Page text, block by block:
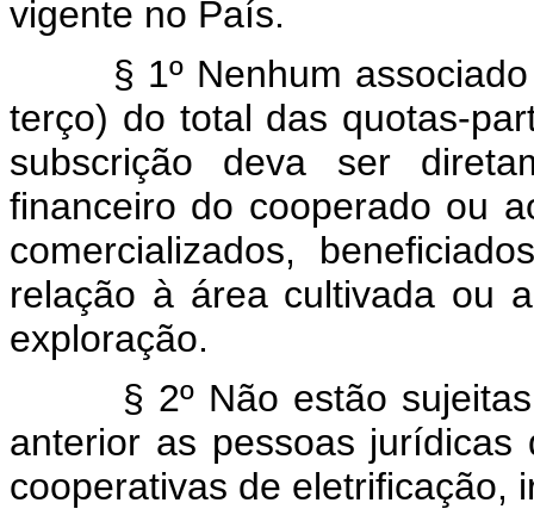
vigente no País.
§ 1º Nenhum
terço) do total das quotas-
subscrição deva ser
financeiro do cooperado ou
comercializados,
relação à área cultivada ou
exploração.
§ 2º Não estão
anterior as pessoas
cooperativas de eletrificação,